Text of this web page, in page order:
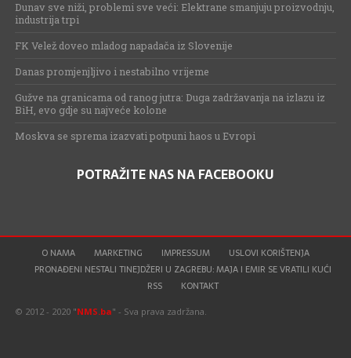
Dunav sve niži, problemi sve veći: Elektrane smanjuju proizvodnju,
industrija trpi
FK Velež doveo mladog napadača iz Slovenije
Danas promjenjljivo i nestabilno vrijeme
Gužve na granicama od ranog jutra: Duga zadržavanja na izlazu iz
BiH, evo gdje su najveće kolone
Moskva se sprema izazvati potpuni haos u Evropi
POTRAŽITE NAS NA FACEBOOKU
O NAMA MARKETING IMPRESSUM
USLOVI KORIŠTENJA
PRONAĐENI NESTALI TINEJDŽERI U ZAGREBU: MAJA I EMIR SE VRATILI KUĆI
RSS
KONTAKT
© 2012 - 2020 "NMS.ba" - Sva prava zadržana.